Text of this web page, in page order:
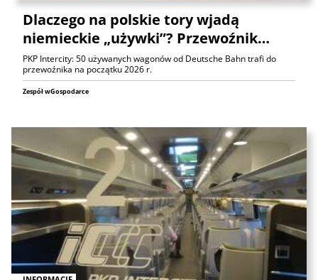
Dlaczego na polskie tory wjadą
niemieckie „używki”? Przewoźnik…
PKP Intercity: 50 używanych wagonów od Deutsche Bahn trafi do
przewoźnika na początku 2026 r.
Zespół wGospodarce